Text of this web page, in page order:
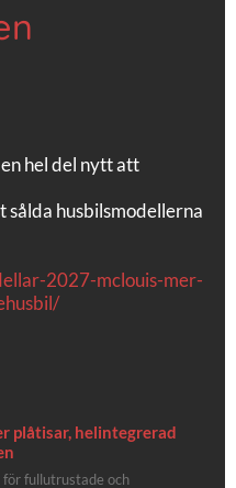
hel del nytt att
sålda husbilsmodellerna
2027-mclouis-mer-
plåtisar, helintegrerad
fullutrustade och